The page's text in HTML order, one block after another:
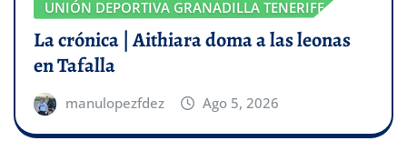
UNIÓN DEPORTIVA GRANADILLA TENERIFE
La crónica | Aithiara doma a las leonas
en Tafalla
manulopezfdez Ago 5, 2026